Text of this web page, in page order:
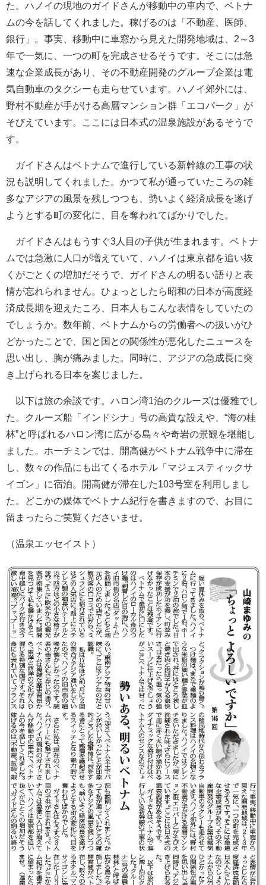
た。ハノイの現地のガイドさんが移動中の車内で、ベトナ
ムの今を話してくれました。稼げるのは「不動産、医師、
銀行」。事実、移動中に車窓から見えた開発地域は、2～3
年で一気に、一つの町を完成させるそうです。そこには急
速な企業成長があり、その不動産開発のグループ企業は電
気自動車のタクシーも走らせています。ハノイ郊外には、
野村不動産が手がける高層マンション群「エコパーク」が
そびえています。ここには日本式の温泉施設があるそうで
す。
ガイドさんはベトナムで進行している新幹線の工事の状
況も説明してくれました。かつて私が通っていたころの雑
多なアジアの風景を残しつつも、勢いよく経済成長を遂げ
ようとする町の変化に、目を奪われてばかりでした。
ガイドさんはもうすぐ3人目の子供が生まれます。ベトナ
ムでは急激に人口が増えていて、ハノイは東京都を追い抜
くがごとくの増加だそうで、ガイドさんの明るい語りと表
情が忘れられません。ひょっとしたら昭和の日本が高度経
済成長期を迎えたころ、日本人もこんな表情をしていたの
でしょうか。数年前、ベトナムからの労働者への扱いがひ
どかったことで、国と国との関係性が悪化したニュースを
思い出し、胸が痛みました。同時に、アジアの急成長に突
き上げられる日本を案じました。
以下は旅の余談です。ハロン湾1泊のクルーズは優雅でし
た。クルーズ船「インドシナ」号の高貴な設えや、“海の桂
林”と呼ばれるハロン湾に広がる島々や奇岩の景観を堪能し
ました。ホーチミンでは、開高健がベトナム戦争中に滞在
し、数々の作品にも出てくるホテル「マジェスティックサ
イゴン」に宿泊。開高健が滞在した103号室を利用しまし
た。どこかの媒体でベトナム紀行を書きますので、お目に
留まったらご笑覧くださいませ。
（温泉エッセイスト）